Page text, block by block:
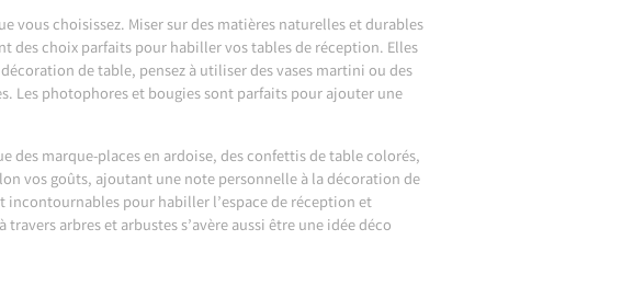
vous choisissez. Miser sur des matières naturelles et durables
des choix parfaits pour habiller vos tables de réception. Elles
de table, pensez à utiliser des vases martini ou des
Les photophores et bougies sont parfaits pour ajouter une
des marque-places en ardoise, des confettis de table colorés,
vos goûts, ajoutant une note personnelle à la décoration de
incontournables pour habiller l’espace de réception et
arbres et arbustes s’avère aussi être une idée déco